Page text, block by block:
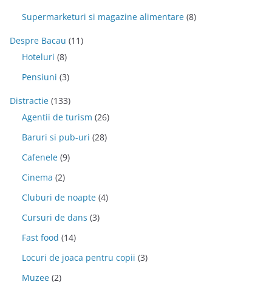
Supermarketuri si magazine alimentare (8)
Despre Bacau (11)
Hoteluri (8)
Pensiuni (3)
Distractie (133)
Agentii de turism (26)
Baruri si pub-uri (28)
Cafenele (9)
Cinema (2)
Cluburi de noapte (4)
Cursuri de dans (3)
Fast food (14)
Locuri de joaca pentru copii (3)
Muzee (2)